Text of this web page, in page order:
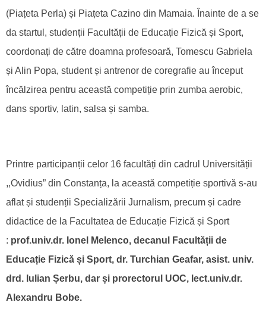
(Piațeta Perla) și Piațeta Cazino din Mamaia. Înainte de a se
da startul, studenții Facultății de Educație Fizică și Sport,
coordonați de către doamna profesoară, Tomescu Gabriela
și Alin Popa, student și antrenor de coregrafie au început
încălzirea pentru această competiție prin zumba aerobic,
dans sportiv, latin, salsa și samba.
Printre participanții celor 16 facultăți din cadrul Universității
,,Ovidius” din Constanța, la această competiție sportivă s-au
aflat și studenții Specializării Jurnalism, precum și cadre
didactice de la Facultatea de Educație Fizică și Sport
: prof.univ.dr. Ionel Melenco, decanul Facultății de
Educație Fizică și Sport, dr. Turchian Geafar, asist. univ.
drd. Iulian Șerbu, dar și prorectorul UOC, lect.univ.dr.
Alexandru Bobe.